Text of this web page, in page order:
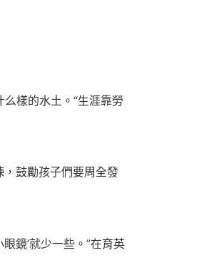
樣的水土。“生涯靠勞
鼓勵孩子們要周全發
鏡’就少一些。”在育英